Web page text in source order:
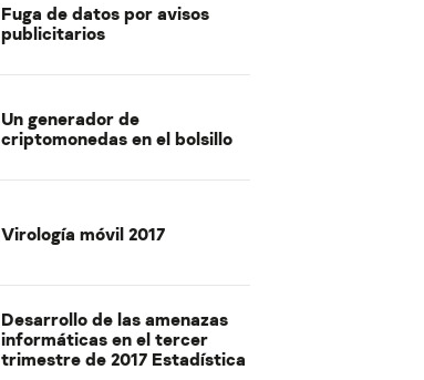
Fuga de datos por avisos
publicitarios
Un generador de
criptomonedas en el bolsillo
Virología móvil 2017
Desarrollo de las amenazas
informáticas en el tercer
trimestre de 2017 Estadística